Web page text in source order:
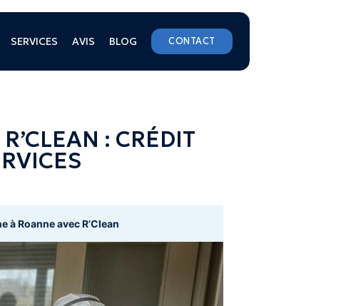
SERVICES AVIS BLOG CONTACT
: CRÉDIT
à Roanne avec R’Clean